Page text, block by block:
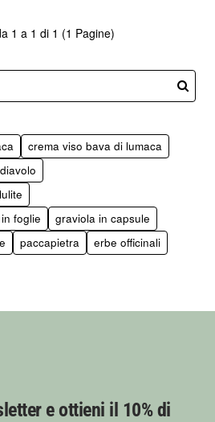
1 a 1 di 1 (1 Pagine)
crema viso bava di lumaca
foglie
graviola in capsule
paccapietra
erbe officinali
e ottieni il 10% di